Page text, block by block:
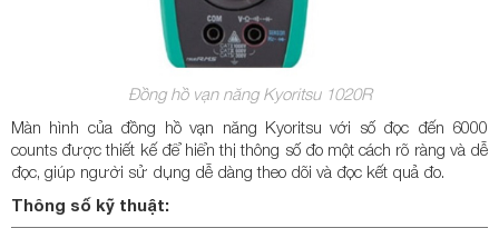
Đồng hồ vạn năng Kyoritsu 1020R
Màn hình của đồng hồ vạn năng Kyoritsu với số đọc đến 6000
counts được thiết kế để hiển thị thông số đo một cách rõ ràng và dễ
đọc, giúp người sử dụng dễ dàng theo dõi và đọc kết quả đo.
Thông số kỹ thuật: